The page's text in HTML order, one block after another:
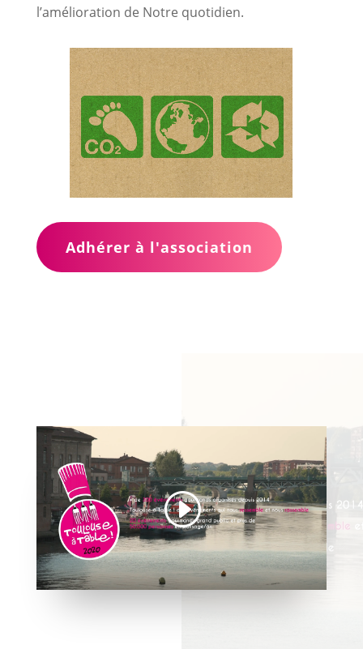
l’amélioration de Notre quotidien.
Adhérer à l'association